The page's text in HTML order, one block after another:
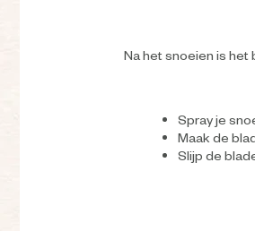
Na het snoeien is
Spray je
Maak de
Slijp de